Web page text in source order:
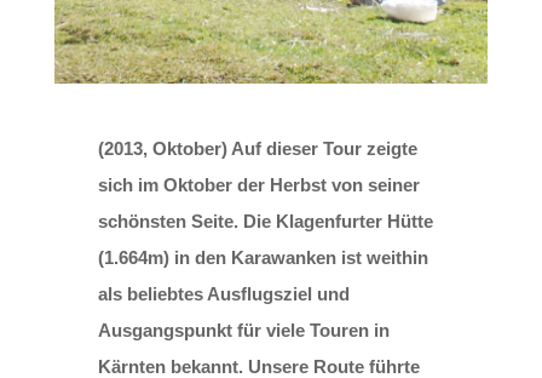
(2013, Oktober) Auf dieser Tour zeigte
sich im Oktober der Herbst von seiner
schönsten Seite. Die Klagenfurter Hütte
(1.664m) in den Karawanken ist weithin
als beliebtes Ausflugsziel und
Ausgangspunkt für viele Touren in
Kärnten bekannt. Unsere Route führte